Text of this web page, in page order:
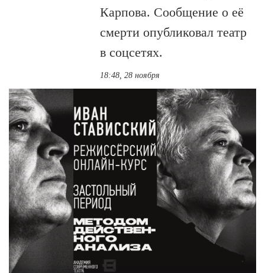
Карпова. Сообщение о её
смерти опубликовал театр
в соцсетях.
18:48, 28 ноября